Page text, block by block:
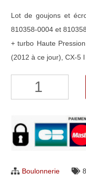
Lot de goujons et
810358-0004 et
+ turbo Haute
(2012 à ce jour), CX-5
de
goujons
Boulonnerie